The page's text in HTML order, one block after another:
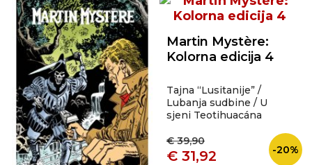
Martin Mystère:
Kolorna edicija 4
Tajna “Lusitanije” /
Lubanja sudbine / U
sjeni Teotihuacána
€ 39,90
€ 31,92 -20%